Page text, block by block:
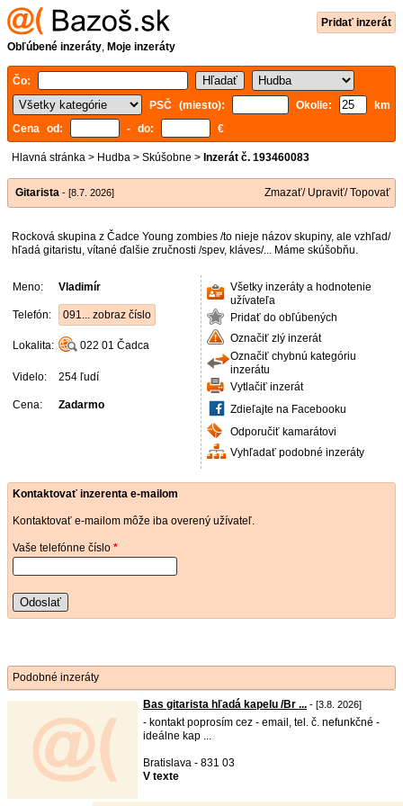
Pridať inzerát
Obľúbené inzeráty, Moje inzeráty
Čo:
PSČ (miesto):
Okolie:
km
Cena od:
- do: €
Hlavná stránka > Hudba > Skúšobne > Inzerát č. 193460083
Gitarista - [8.7. 2026] Zmazať/ Upraviť/ Topovať
Rocková skupina z Čadce Young zombies /to nieje názov skupiny, ale vzhľad/
hľadá gitaristu, vítané ďalšie zručnosti /spev, kláves/... Máme skúšobňu.
Meno: Vladimír
Telefón: 091... zobraz číslo
Lokalita: 022 01 Čadca
Videlo: 254 ľudí
Cena: Zadarmo
Všetky inzeráty a hodnotenie
užívateľa
Pridať do obľúbených
Označiť zlý inzerát
Označiť chybnú kategóriu
inzerátu
Vytlačiť inzerát
Zdieľajte na Facebooku
Odporučiť kamarátovi
Vyhľadať podobné inzeráty
Kontaktovať inzerenta e-mailom
Kontaktovať e-mailom môže iba overený užívateľ.
Vaše telefónne číslo *
Odoslať
Podobné inzeráty
Bas gitarista hľadá kapelu /Br ... - [3.8. 2026]
- kontakt poprosím cez - email, tel. č. nefunkčné -
ideálne kap ...
Bratislava - 831 03
V texte